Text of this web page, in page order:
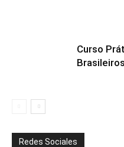
Curso
Brasileiros
Redes Sociales